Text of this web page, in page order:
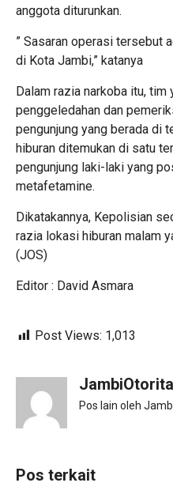
anggota diturunkan.
” Sasaran operasi tersebut
di Kota Jambi,” katanya
Dalam razia narkoba itu,
penggeledahan dan
pengunjung yang berada di
hiburan ditemukan di satu
pengunjung laki-laki yang
metafetamine.
Dikatakannya, Kepolisian
razia lokasi hiburan malam
(JOS)
Editor : David Asmara
Post Views: 1,013
Pos lain oleh
Pos terkait